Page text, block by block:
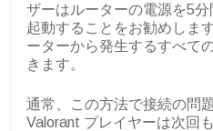
ザーはルーターの電源を5
起動することをお勧めしま
ーターから発生するすべて
きます。
通常、この方法で接続の問
Valorant プレイヤーは次回